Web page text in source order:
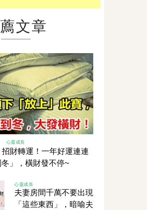
文章
心靈成長
財轉運！一年好運連連
冬」，橫財發不停~
心靈成長
夫妻房間千萬不要出現
「這些東西」，暗喻夫